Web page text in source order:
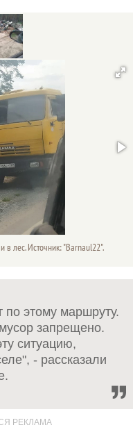
в лес. Источник: "Barnaul22".
этому маршруту.
запрещено.
ситуацию,
- рассказали